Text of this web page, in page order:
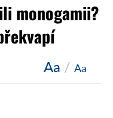
monogamii?
Aa / Aa